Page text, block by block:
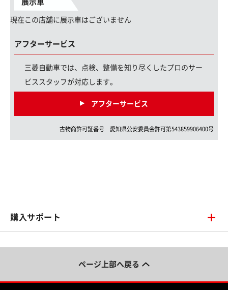
展示車
現在この店舗に展示車はございません
アフターサービス
三菱自動車では、点検、整備を知り尽くしたプロのサー
ビススタッフが対応します。
アフターサービス
古物商許可証番号 愛知県公安委員会許可第543859906400号
購入サポート
ページ上部へ戻る